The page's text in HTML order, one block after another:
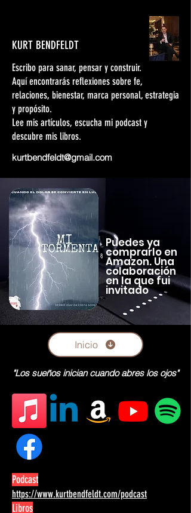
KURT BENDFELDT
Escribo para sanar, pensar y construir.
Aquí encontrarás reflexiones sobre fe,
relaciones, bienestar, marca personal, estrategia
y propósito.
Lee mis artículos, escucha mi podcast y
descubre mis libros.
kurtbendfeldt@gmail.com
Puedes ya
comprarlo en
Amazon. Una
colaboración
en la que fui
invitado
Inicio
"Los sueños inician cuando abres los ojos"
Podcast
https://www.kurtbendfeldt.com/podcast
Libros